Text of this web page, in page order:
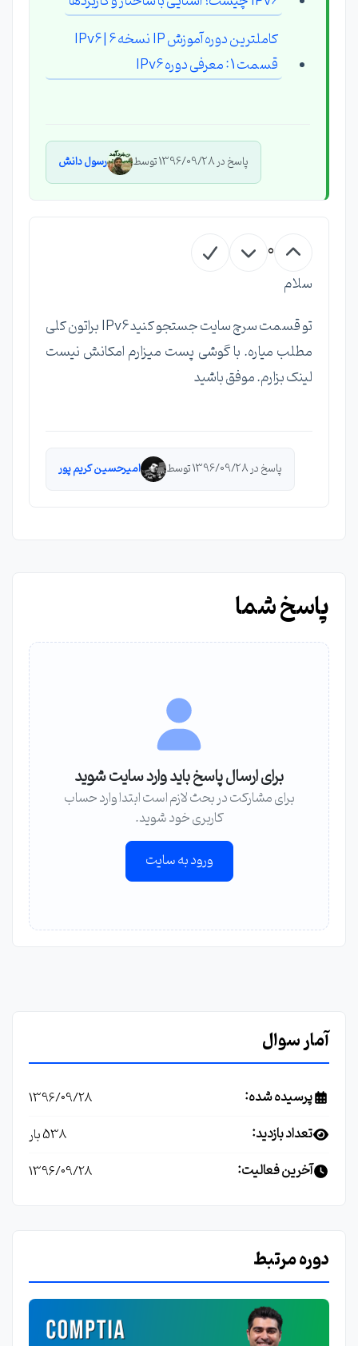
کاملترین دوره آموزش IP نسخه 6 | IPv6
قسمت 1 : معرفی دوره IPv6
پاسخ در 1396/09/28 توسط رسول دانش
0
سلام
تو قسمت سرچ سایت جستجو کنید IPv6 براتون کلی
مطلب میاره. با گوشی پست میزارم امکانش نیست
لینک بزارم. موفق باشید
پاسخ در 1396/09/28 توسط امیرحسین کریم پور
پاسخ شما
برای ارسال پاسخ باید وارد سایت شوید
برای مشارکت در بحث لازم است ابتدا وارد حساب
کاربری خود شوید.
ورود به سایت
آمار سوال
پرسیده شده: 1396/09/28
تعداد بازدید: 538 بار
آخرین فعالیت: 1396/09/28
دوره مرتبط